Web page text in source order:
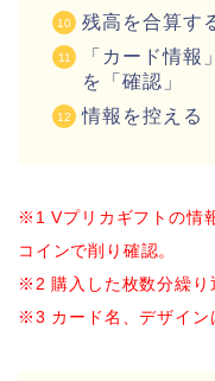
残高を合算す
「カード情
を「確認」
情報を控える
※1 Vプリカギフトの情
コインで削り確認。
※2 購入した枚数分繰り
※3 カード名、デザイン